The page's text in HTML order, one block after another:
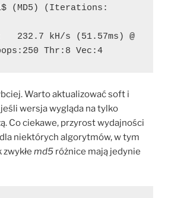
(MD5) (Iterations:
232.7 kH/s (51.57ms) @
Thr:8 Vec:4
Warto aktualizować soft i
wersja wygląda na tylko
Co ciekawe, przyrost wydajności
niektórych algorytmów, w tym
zwykłe md5 różnice mają jedynie